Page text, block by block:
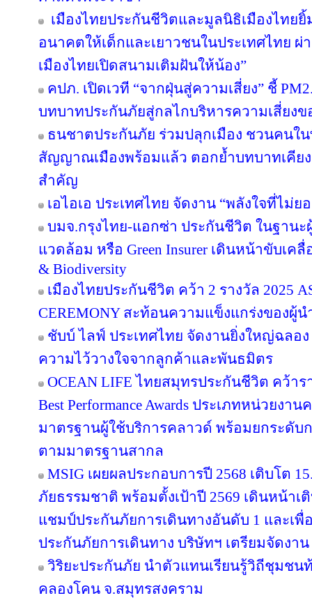
เมืองไทยประกันชีวิตและมูลนิธิเมืองไทย
อนาคตให้เด็กและเยาวชนในประเทศไทย ผ่า
เมืองไทยเปิดสนามเติมฝันให้น้อง”
คปภ. เปิดเวที “จากฝุ่นสู่ความเสี่ยง” ชี้
บทบาทประกันภัยสู่กลไกบริหารความเสี่ยงข
ธนชาตประกันภัย ร่วมปลุกเมือง ชวนคนใ
สัญญาณเมืองพร้อมแล้ว ตอกย้ำบทบาทเคีย
สำคัญ
เอไอเอ ประเทศไทย จัดงาน “พลังใจที่ไม่
บมจ.กรุงไทย-แอกซ่า ประกันชีวิต ในฐาน
แวดล้อม หรือ Green Insurer เดินหน้าขับเคลื่
& Biodiversity
เมืองไทยประกันชีวิต คว้า 2 รางวัล 2025
CEREMONY สะท้อนความแข็งแกร่งของผู้
ชับบ์ ไลฟ์ ประเทศไทย จัดงานยิ่งใหญ่ฉลอ
ความไว้วางใจจากลูกค้าและพันธมิตร
OCEAN LIFE ไทยสมุทรประกันชีวิต คว้ารา
Best Performance Awards ประเภทหน่วยง
มาตรฐานผู้ใช้บริการคลาวด์ พร้อมยกระดับ
ตามมาตรฐานสากล
MSIG เผยผลประกอบการปี 2568 เติบโต
ภัยธรรมชาติ พร้อมตั้งเป้าปี 2569 เดินหน้าเ
แชมป์ประกันภัยการเดินทางอันดับ 1 และ
ประกันภัยการเดินทาง บริษัทฯ เตรียมจัดงาน
วิริยะประกันภัย นำตัวแทนเรียนรู้วิถีชุมชน
คลองโคน จ.สมุทรสงคราม